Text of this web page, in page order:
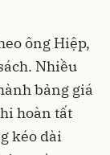
ông Hiệp,
Nhiều
bảng giá
hoàn tất
kéo dài